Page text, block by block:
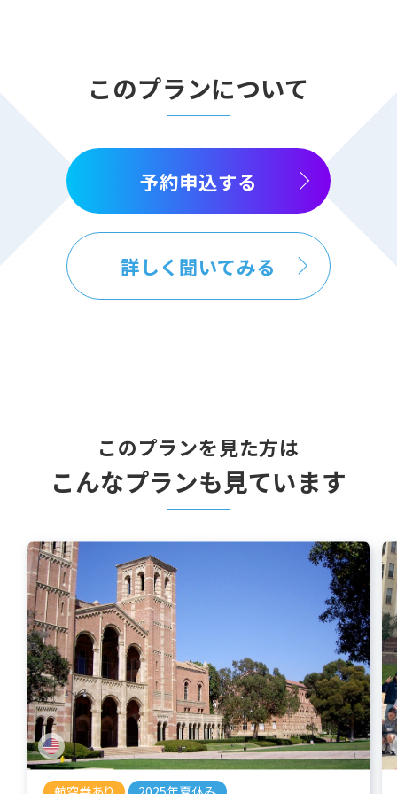
このプランについて
予約申込する
詳しく聞いてみる
このプランを見た方は
こんなプランも見ています